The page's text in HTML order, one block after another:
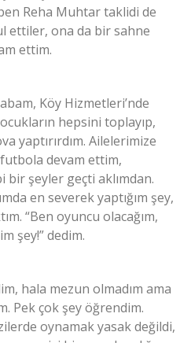
Reha Muhtar taklidi de
ettiler, ona da bir sahne
ettim.
Köy Hizmetleri’nde
hepsini toplayıp,
yaptırırdım. Ailelerimize
devam ettim,
şeyler geçti aklımdan.
en severek yaptığım şey,
“Ben oyuncu olacağım,
şey!” dedim.
hala mezun olmadım ama
Pek çok şey öğrendim.
oynamak yasak değildi,